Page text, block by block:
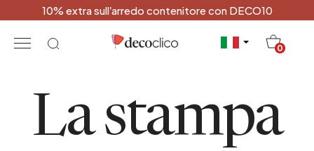
10% extra sull’arredo contenitore con DECO10
0
La stampa